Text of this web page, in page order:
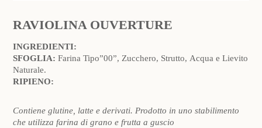
RAVIOLINA OUVERTURE
INGREDIENTI:
SFOGLIA: Farina Tipo”00”, Zucchero, Strutto, Acqua e Lievito
Naturale.
RIPIENO:
Contiene glutine, latte e derivati. Prodotto in uno stabilimento
che utilizza farina di grano e frutta a guscio